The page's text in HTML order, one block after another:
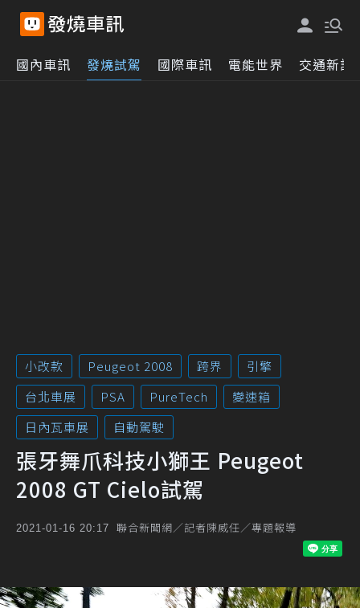
國內車訊 發燒試駕 國際車訊 電能世界 交通新訊
小改款 Peugeot 2008 跨界
引擎
台北車展
PSA PureTech
變速箱
日內瓦車展
自動駕駛
張牙舞爪科技小獅王 Peugeot
2008 GT Cielo試駕
2021-01-16 20:17 聯合新聞網／記者陳威任／專題報導